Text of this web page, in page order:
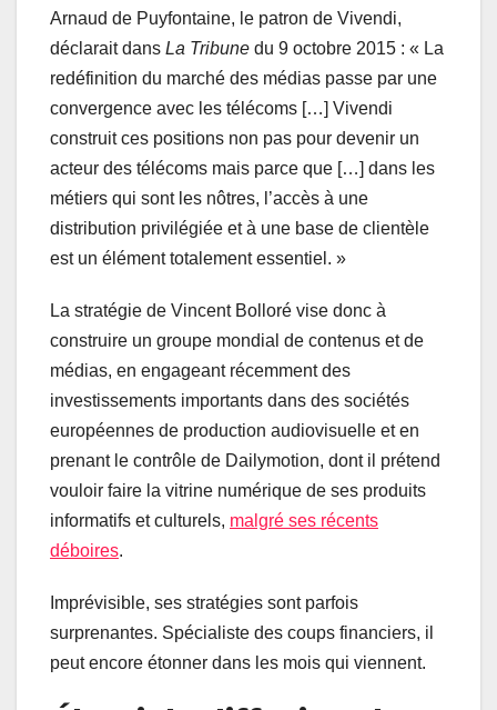
Arnaud de Puyfontaine, le patron de Vivendi,
déclarait dans La Tribune du 9 octobre 2015 : « La
redéfinition du marché des médias passe par une
convergence avec les télécoms […] Vivendi
construit ces positions non pas pour devenir un
acteur des télécoms mais parce que […] dans les
métiers qui sont les nôtres, l’accès à une
distribution privilégiée et à une base de clientèle
est un élément totalement essentiel. »
La stratégie de Vincent Bolloré vise donc à
construire un groupe mondial de contenus et de
médias, en engageant récemment des
investissements importants dans des sociétés
européennes de production audiovisuelle et en
prenant le contrôle de Dailymotion, dont il prétend
vouloir faire la vitrine numérique de ses produits
informatifs et culturels, malgré ses récents
déboires.
Imprévisible, ses stratégies sont parfois
surprenantes. Spécialiste des coups financiers, il
peut encore étonner dans les mois qui viennent.